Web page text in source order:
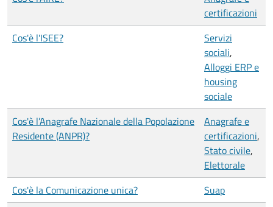
certificazioni
Cos'è l'ISEE?
Servizi
sociali,
Alloggi ERP e
housing
sociale
Cos'è l’Anagrafe Nazionale della Popolazione
Residente (ANPR)?
Anagrafe e
certificazioni,
Stato civile,
Elettorale
Cos'è la Comunicazione unica?
Suap